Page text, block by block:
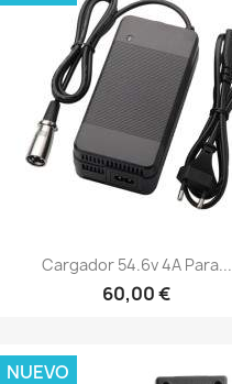
Cargador 54.6v 4A Para...
60,00 €
NUEVO